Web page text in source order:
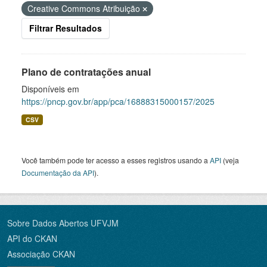
Creative Commons Atribuição
Filtrar Resultados
Plano de contratações anual
Disponíveis em
https://pncp.gov.br/app/pca/16888315000157/2025
CSV
Você também pode ter acesso a esses registros usando a API (veja
Documentação da API).
Sobre Dados Abertos UFVJM
API do CKAN
Associação CKAN